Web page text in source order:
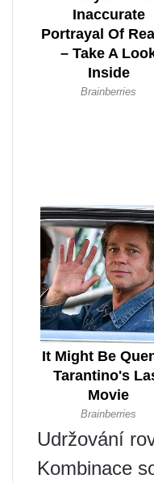
Udržování
Kombinace